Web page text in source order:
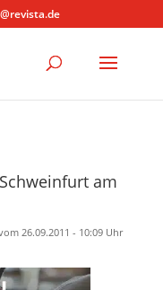
am
26.09.2011 - 10:09 Uhr